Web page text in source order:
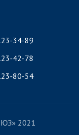
34-89
42-78
80-54
2021